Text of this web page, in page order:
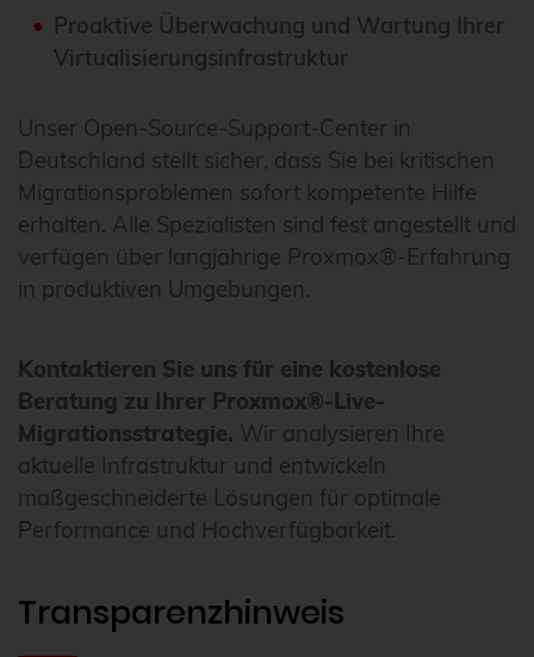
Proaktive Überwachung und Wartung Ihrer
Virtualisierungsinfrastruktur
Unser Open-Source-Support-Center in
Deutschland stellt sicher, dass Sie bei kritischen
Migrationsproblemen sofort kompetente Hilfe
erhalten. Alle Spezialisten sind fest angestellt und
verfügen über langjährige Proxmox®-Erfahrung
in produktiven Umgebungen.
Kontaktieren Sie uns für eine kostenlose
Beratung zu Ihrer Proxmox®-Live-
Migrationsstrategie. Wir analysieren Ihre
aktuelle Infrastruktur und entwickeln
maßgeschneiderte Lösungen für optimale
Performance und Hochverfügbarkeit.
Transparenzhinweis